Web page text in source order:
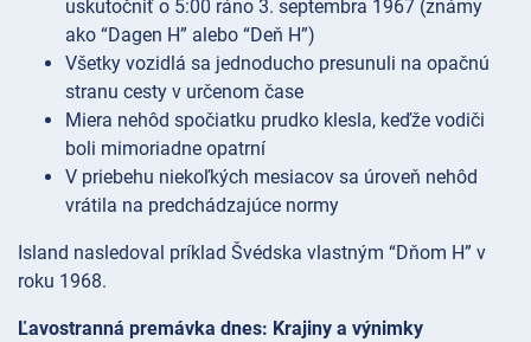
uskutočniť o 5:00 ráno 3. septembra 1967 (známy
ako “Dagen H” alebo “Deň H”)
Všetky vozidlá sa jednoducho presunuli na opačnú
stranu cesty v určenom čase
Miera nehôd spočiatku prudko klesla, keďže vodiči
boli mimoriadne opatrní
V priebehu niekoľkých mesiacov sa úroveň nehôd
vrátila na predchádzajúce normy
Island nasledoval príklad Švédska vlastným “Dňom H” v
roku 1968.
Ľavostranná premávka dnes: Krajiny a výnimky